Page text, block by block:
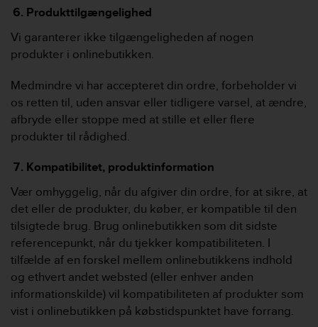
Produkttilgængelighed
Vi garanterer ikke tilgængeligheden af ​​nogen
produkter i onlinebutikken.
Medmindre vi har accepteret din ordre, forbeholder vi
os retten til, uden ansvar eller tidligere varsel, at ændre,
afbryde eller stoppe med at stille et eller flere
produkter til rådighed.
Kompatibilitet, produktinformation
Vær omhyggelig, når du afgiver din ordre, for at sikre, at
det eller de produkter, du køber, er kompatible til den
tilsigtede brug. Brug onlinebutikken som dit sidste
referencepunkt, når du tjekker kompatibiliteten. I
tilfælde af en forskel mellem onlinebutikkens indhold
og ethvert andet websted (eller enhver anden
informationskilde) vil kompatibiliteten af ​​produkter som
vist i onlinebutikken på købstidspunktet have forrang.